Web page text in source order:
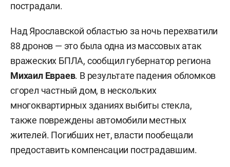
пострадали.
Над Ярославской областью за ночь перехватили
88 дронов — это была одна из массовых атак
вражеских БПЛА, сообщил губернатор региона
Михаил Евраев. В результате падения обломков
сгорел частный дом, в нескольких
многоквартирных зданиях выбиты стекла,
также повреждены автомобили местных
жителей. Погибших нет, власти пообещали
предоставить компенсации пострадавшим.